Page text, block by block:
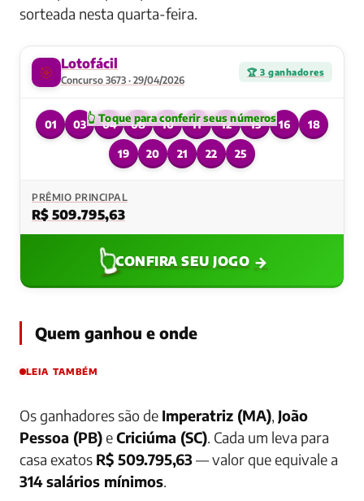
sorteada nesta quarta-feira.
🎯 Lotofácil
Concurso 3673 · 29/04/2026
🏆 3 ganhadores
01 03 04 08 10 11 12 15 16 18
19 20 21 22 25
PRÊMIO PRINCIPAL
R$ 509.795,63
👆CONFIRA SEU JOGO →
Quem ganhou e onde
LEIA TAMBÉM
Os ganhadores são de Imperatriz (MA), João
Pessoa (PB)eCriciúma (SC). Cada um leva para
casa exatos R$ 509.795,63— valor que equivale a
314 salários mínimos.